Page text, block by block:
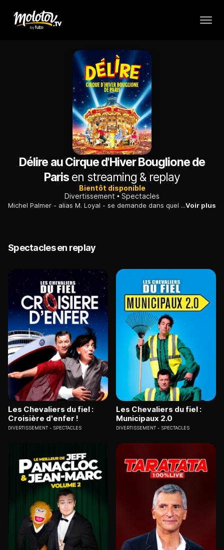
Délire au Cirque d'Hiver Bouglione de
Paris en streaming & replay
Bientôt disponible
Divertissement
Spectacles
Michel Palmer - alias M. Loyal - se demande dans quel "délire" les artistes de la nouvelle saison vont l'entraîner. Après les Audaces, les Vertiges et autres Défis de circassiens surdoués, M. Loyal va voir débouler sur la piste du Cirque d'hiver-Bouglione plusieurs participantsVoir plus
Spectacles en replay
Les Chevaliers du fiel :
Croisière d'enfer !
DIVERTISSEMENT SPECTACLES
Les Chevaliers du fiel :
Municipaux 2.0
DIVERTISSEMENT SPECTACLES